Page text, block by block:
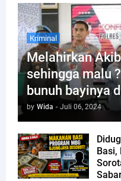
Kriminal
Melahirkan
sehingga malu
bunuh bayinya
by Wida - Juli 06, 2024
Basi,